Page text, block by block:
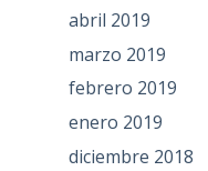
abril 2019
marzo 2019
febrero 2019
enero 2019
diciembre 2018